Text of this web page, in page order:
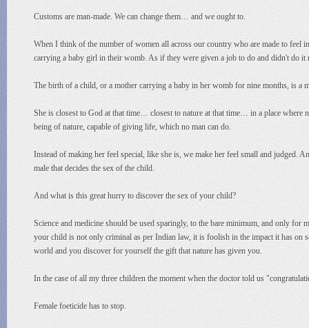
Customs are man-made. We can change them… and we ought to.
When I think of the number of women all across our country who are made to feel
carrying a baby girl in their womb. As if they were given a job to do and didn't do
The birth of a child, or a mother carrying a baby in her womb for nine months, is a
She is closest to God at that time… closest to nature at that time… in a place
being of nature, capable of giving life, which no man can do.
Instead of making her feel special, like she is, we make her feel small and
male that decides the sex of the child.
And what is this great hurry to discover the sex of your child?
Science and medicine should be used sparingly, to the bare minimum, and only
your child is not only criminal as per Indian law, it is foolish in the impact it has on
world and you discover for yourself the gift that nature has given you.
In the case of all my three children the moment when the doctor told us
Female foeticide has to stop.